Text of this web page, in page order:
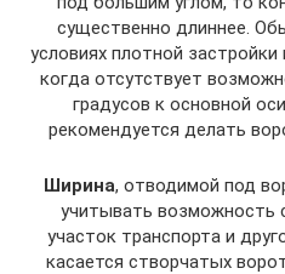
существенно длиннее.
условиях плотной
когда отсутствует
градусов к основной
рекомендуется делать
Ширина, отводимой под
учитывать возможность
участок транспорта и
касается створчатых